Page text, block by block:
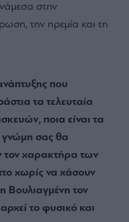
στην
την ηρεμία και τη
που
τα τελευταία
ποια είναι τα
γνώμη σας θα
τον χαρακτήρα των
χωρίς να χάσουν
Βουλιαγμένη τον
το φυσικό και